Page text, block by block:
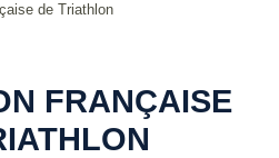
de Triathlon
FRANÇAISE